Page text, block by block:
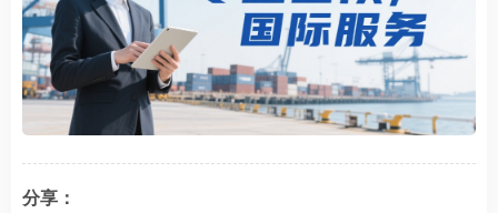
分享：